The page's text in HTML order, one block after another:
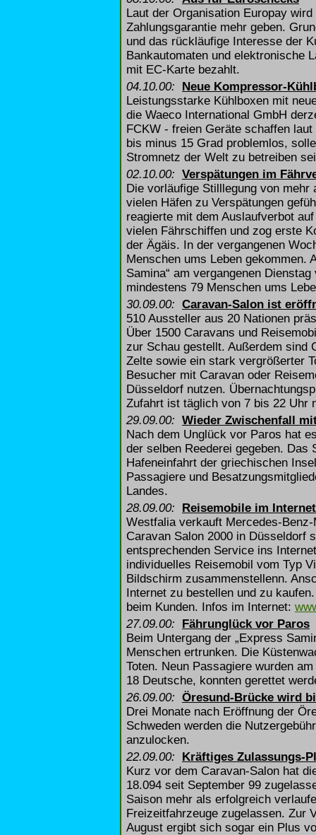
Laut der Organisation Europay
Zahlungsgarantie mehr geben.
und das rückläufige Interesse der
Bankautomaten und elektronische
mit EC-Karte bezahlt.
04.10.00:
Neue Kompressor-
Leistungsstarke Kühlboxen mit
die Waeco International GmbH
FCKW - freien Geräte schaffen
bis minus 15 Grad problemlos,
Stromnetz der Welt zu betreiben
02.10.00: Verspätungen im
Die vorläufige Stilllegung von
vielen Häfen zu Verspätungen
reagierte mit dem Auslaufverbot
vielen Fährschiffen und zog erste
der Ägäis. In der vergangenen
Menschen ums Leben gekommen.
Samina“ am vergangenen
mindestens 79 Menschen ums
30.09.00: Caravan-Salon ist
510 Aussteller aus 20 Nationen
Über 1500 Caravans und
zur Schau gestellt. Außerdem sind
Zelte sowie ein stark vergrößerter
Besucher mit Caravan oder
Düsseldorf nutzen.
Zufahrt ist täglich von 7 bis 22 Uhr
29.09.00: Wieder Zwischenfall
Nach dem Unglück vor Paros hat
der selben Reederei gegeben.
Hafeneinfahrt der griechischen
Passagiere und
Landes.
28.09.00:
Reisemobile im
Westfalia verkauft Mercedes-
Caravan Salon 2000 in Düsseldorf
entsprechenden Service ins
individuelles Reisemobil vom Typ
Bildschirm zusammenstellenn.
Internet zu bestellen und zu
beim Kunden. Infos im Internet:
27.09.00:
Fährunglück vor Paros
Beim Untergang der „Express
Menschen ertrunken. Die
Toten. Neun Passagiere wurden
18 Deutsche, konnten gerettet
26.09.00: Öresund-Brücke wird
Drei Monate nach Eröffnung der
Schweden werden die
anzulocken.
22.09.00:
Kräftiges Zulassungs-
Kurz vor dem Caravan-Salon hat
18.094 seit September 99
Saison mehr als erfolgreich
Freizeitfahrzeuge zugelassen. Zur
August ergibt sich sogar ein Plus